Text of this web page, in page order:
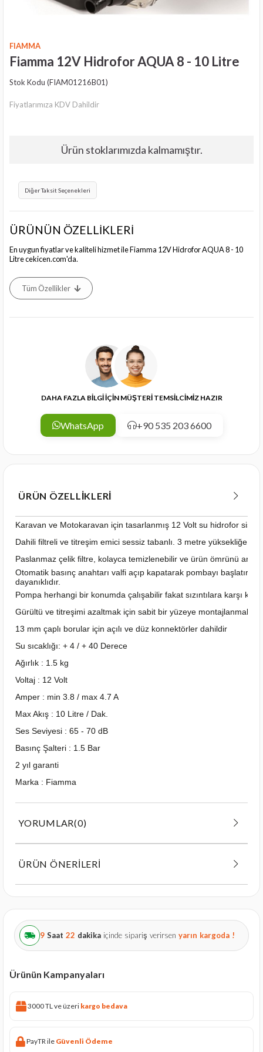
FIAMMA
Fiamma 12V Hidrofor AQUA 8 - 10 Litre
Stok Kodu (FIAM01216B01)
Fiyatlarımıza KDV Dahildir
Ürün stoklarımızda kalmamıştır.
Diğer Taksit Seçenekleri
ÜRÜNÜN ÖZELLİKLERİ
En uygun fiyatlar ve kaliteli hizmet ile Fiamma 12V Hidrofor AQUA 8 - 10
Litre cekicen.com'da.
Tüm Özellikler
DAHA FAZLA BİLGİ İÇİN MÜŞTERİ TEMSİLCİMİZ HAZIR
WhatsApp +90 535 203 6600
ÜRÜN ÖZELLIKLERI
Karavan ve Motokaravan için tasarlanmış 12 Volt su hidrofor
Dahili filtreli ve titreşim emici sessiz tabanlı. 3 metre yüksekliğe
Paslanmaz çelik filtre, kolayca temizlenebilir ve ürün ömrünü
Otomatik basınç anahtarı valfi açıp kapatarak pombayı başlatır
dayanıklıdır.
Pompa herhangi bir konumda çalışabilir fakat sızıntılara karşı
Gürültü ve titreşimi azaltmak için sabit bir yüzeye
13 mm çaplı borular için açılı ve düz konnektörler dahildir
Su sıcaklığı: + 4 / + 40 Derece
Ağırlık : 1.5 kg
Voltaj : 12 Volt
Amper : min 3.8 / max 4.7 A
Max Akış : 10 Litre / Dak.
Ses Seviyesi : 65 - 70 dB
Basınç Şalteri : 1.5 Bar
2 yıl garanti
Marka : Fiamma
YORUMLAR(0)
ÜRÜN ÖNERILERI
9 Saat 22 dakika içinde sipariş verirsen yarın kargoda !
Ürünün Kampanyaları
3000 TL ve üzeri kargo bedava
PayTR ile Güvenli Ödeme